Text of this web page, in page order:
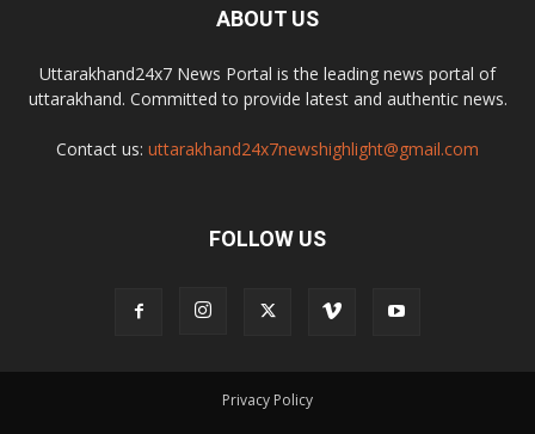
ABOUT US
Uttarakhand24x7 News Portal is the leading news portal of
uttarakhand. Committed to provide latest and authentic news.
Contact us: uttarakhand24x7newshighlight@gmail.com
FOLLOW US
Privacy Policy